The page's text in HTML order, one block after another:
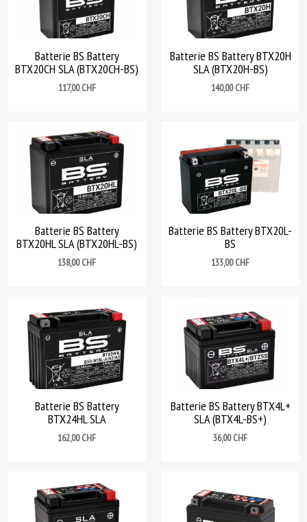
Batterie BS Battery
BTX20CH SLA (BTX20CH-BS)
Prix
117,00 CHF
Batterie BS Battery BTX20H
SLA (BTX20H-BS)
Prix
140,00 CHF
Batterie BS Battery
BTX20HL SLA (BTX20HL-BS)
Prix
138,00 CHF
Batterie BS Battery BTX20L-
BS
Prix
133,00 CHF
Batterie BS Battery
BTX24HL SLA
Prix
162,00 CHF
Batterie BS Battery BTX4L+
SLA (BTX4L-BS+)
Prix
36,00 CHF